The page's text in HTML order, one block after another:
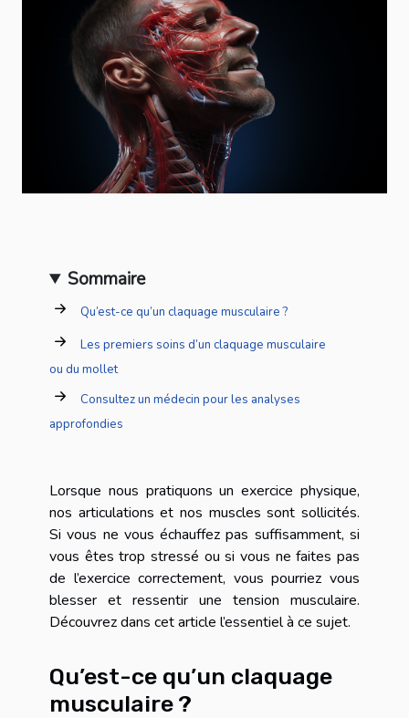
Sommaire
Qu’est-ce qu’un claquage musculaire ?
Les premiers soins d’un claquage musculaire
ou du mollet
Consultez un médecin pour les analyses
approfondies
Lorsque nous pratiquons un exercice physique,
nos articulations et nos muscles sont sollicités.
Si vous ne vous échauffez pas suffisamment, si
vous êtes trop stressé ou si vous ne faites pas
de l’exercice correctement, vous pourriez vous
blesser et ressentir une tension musculaire.
Découvrez dans cet article l’essentiel à ce sujet.
Qu’est-ce qu’un claquage
musculaire ?